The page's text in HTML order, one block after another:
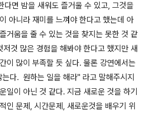
다면 밤을 새워도 즐거울 수 있고, 그것을
아니라 재미를 느껴야 한다고 했는데 아
거움을 줄 수 있는 것을 찾지는 못한 것 같
것 많은 경험을 해봐야 한다고 했지만 새
이 많이 부족할 듯 싶다. 물론 강연에서는
다. 원하는 일을 해라" 라고 말해주시지
일이 아닌 것 같다. 지금 새로운 것을 하기
인 문제, 시간문제, 새로운것을 배우기 위